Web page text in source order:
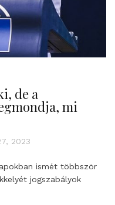
de a
mi
2023
ismét többször
jogszabályok